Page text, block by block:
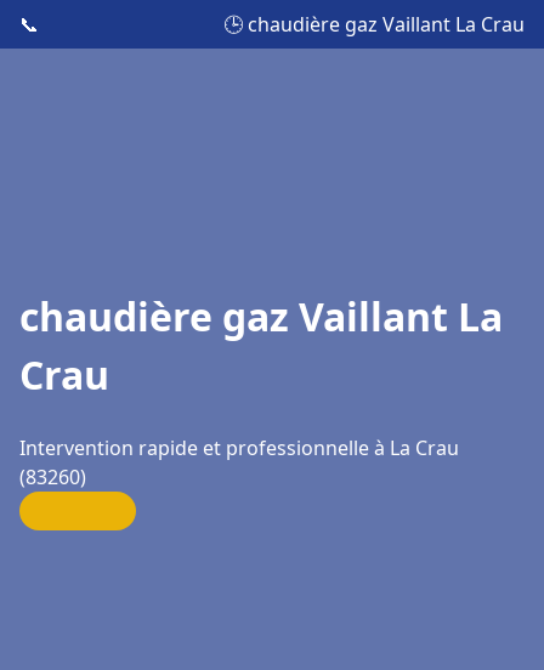
📞 🕒 chaudière gaz Vaillant La Crau
chaudière gaz Vaillant La
Crau
Intervention rapide et professionnelle à La Crau
(83260)